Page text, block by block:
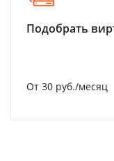
Подобрать
От 30 руб./месяц